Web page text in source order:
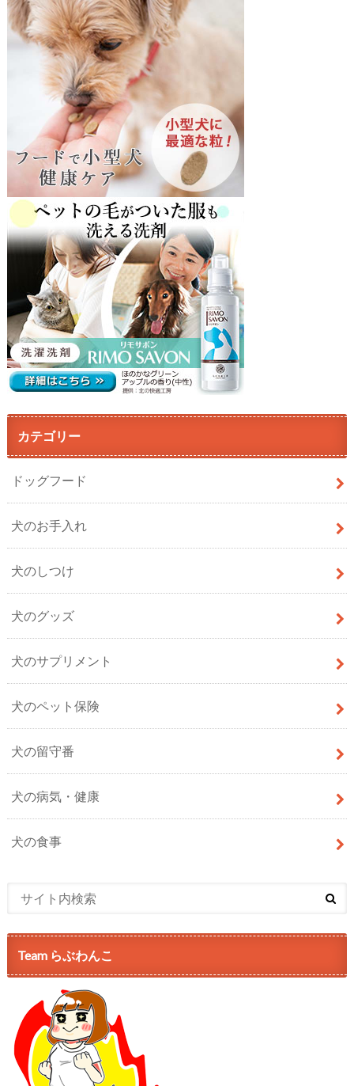
カテゴリー
ドッグフード
犬のお手入れ
犬のしつけ
犬のグッズ
犬のサプリメント
犬のペット保険
犬の留守番
犬の病気・健康
犬の食事
Team らぶわんこ